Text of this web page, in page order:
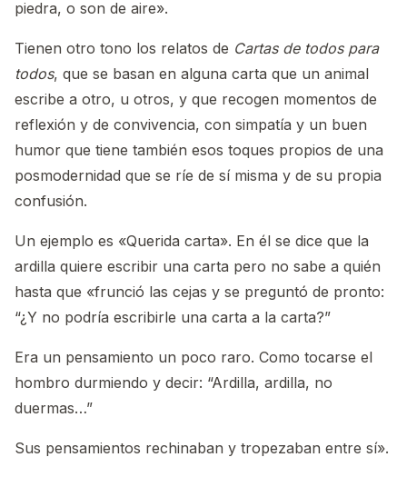
piedra, o son de aire».
Tienen otro tono los relatos de Cartas de todos para
todos, que se basan en alguna carta que un animal
escribe a otro, u otros, y que recogen momentos de
reflexión y de convivencia, con simpatía y un buen
humor que tiene también esos toques propios de una
posmodernidad que se ríe de sí misma y de su propia
confusión.
Un ejemplo es «Querida carta». En él se dice que la
ardilla quiere escribir una carta pero no sabe a quién
hasta que «frunció las cejas y se preguntó de pronto:
“¿Y no podría escribirle una carta a la carta?”
Era un pensamiento un poco raro. Como tocarse el
hombro durmiendo y decir: “Ardilla, ardilla, no
duermas…”
Sus pensamientos rechinaban y tropezaban entre sí».